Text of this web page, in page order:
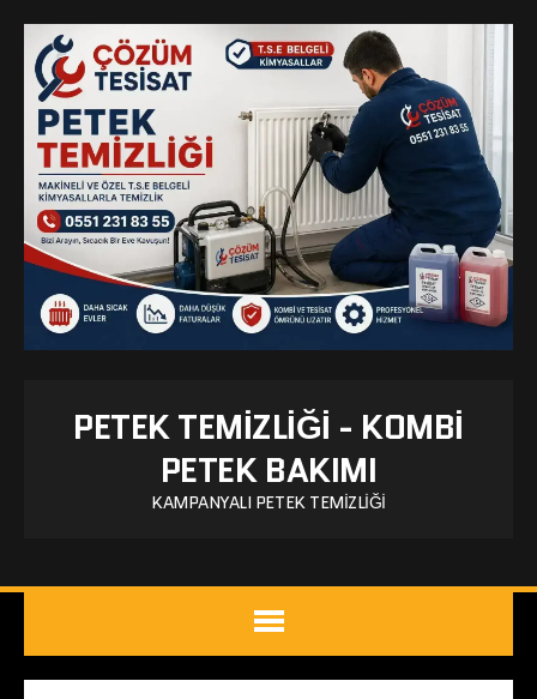
PETEK TEMIZLIĞI - KOMBI
PETEK BAKIMI
KAMPANYALI PETEK TEMIZLIĞI